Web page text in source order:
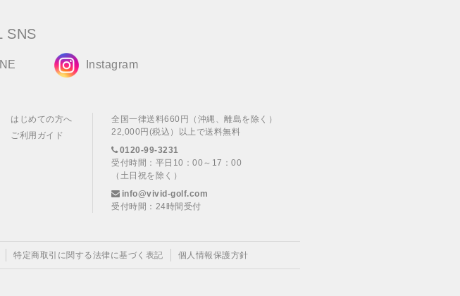
SNS
Instagram
はじめての方へ
ご利用ガイド
全国一律送料660円（沖縄、離島を除く）
22,000円(税込）以上で送料無料
0120-99-3231
受付時間：平日10：00～17：00
（土日祝を除く）
info@vivid-golf.com
受付時間：24時間受付
特定商取引に関する法律に基づく表記 個人情報保護方針